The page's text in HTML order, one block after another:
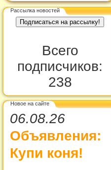
Рассылка новостей
Всего
подписчиков:
238
Новое на сайте
06.08.26
Объявления:
Купи коня!